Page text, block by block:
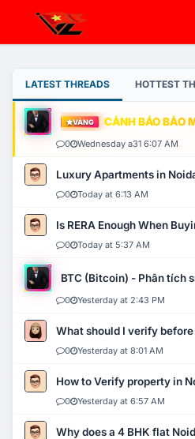
LATEST THREADS HOTTEST
VÀNG CẢNH BÁO BẢO
0 Wednesday a31 6:07 AM
Luxury Apartments in
0 Today at 6:13 AM
Is RERA Enough When
0 Today at 5:37 AM
BTC (Bitcoin) - Phân tích
0 Yesterday at 2:43 PM
What should I verify before
0 Yesterday at 8:01 AM
How to Verify property in
0 Yesterday at 6:57 AM
Why does a 4 BHK flat